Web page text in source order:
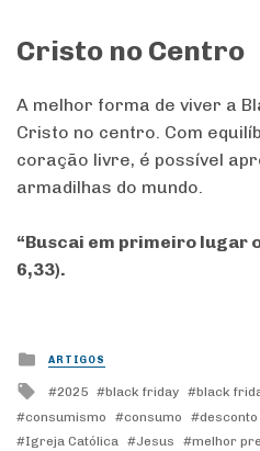
Cristo no Centro
A melhor forma de viver a
Cristo no centro. Com
coração livre, é possível
armadilhas do mundo.
“Buscai em primeiro lugar
6,33).
Posted
in
ARTIGOS
Tagged
2025 black friday black
consumismo
consumo desconto
Igreja Católica
Jesus melhor